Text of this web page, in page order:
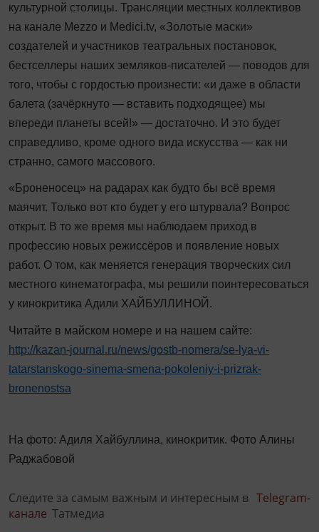
культурной столицы. Трансляции местных коллективов
на канале Mezzo и Medici.tv, «Золотые маски»
создателей и участников театральных постановок,
бестселлеры наших земляков-писателей — поводов для
того, чтобы с гордостью произнести: «и даже в области
балета (зачёркнуто — вставить подходящее) мы
впереди планеты всей!» — достаточно. И это будет
справедливо, кроме одного вида искусства — как ни
странно, самого массового.
«Броненосец» на радарах как будто бы всё время
маячит. Только вот кто будет у его штурвала? Вопрос
открыт. В то же время мы наблюдаем приход в
профессию новых режиссёров и появление новых
работ. О том, как меняется генерация творческих сил
местного кинематографа, мы решили поинтересоваться
у кинокритика Адили ХАЙБУЛЛИНОЙ.
Читайте в майском номере и на нашем сайте:
http://kazan-journal.ru/news/gostb-nomera/se-lya-vi-
tatarstanskogo-sinema-smena-pokoleniy-i-prizrak-
bronenostsa
На фото: Адиля Хайбуллина, кинокритик. Фото Алины
Раджабовой
Следите за самым важным и интересным в Telegram-
канале Татмедиа